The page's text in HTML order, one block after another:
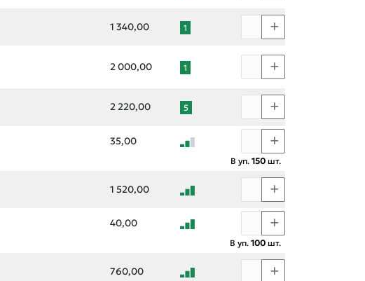
1 340,00 1
2 000,00 1
2 220,00 5
35,00
В уп. 150 шт.
1 520,00
40,00
В уп. 100 шт.
760,00